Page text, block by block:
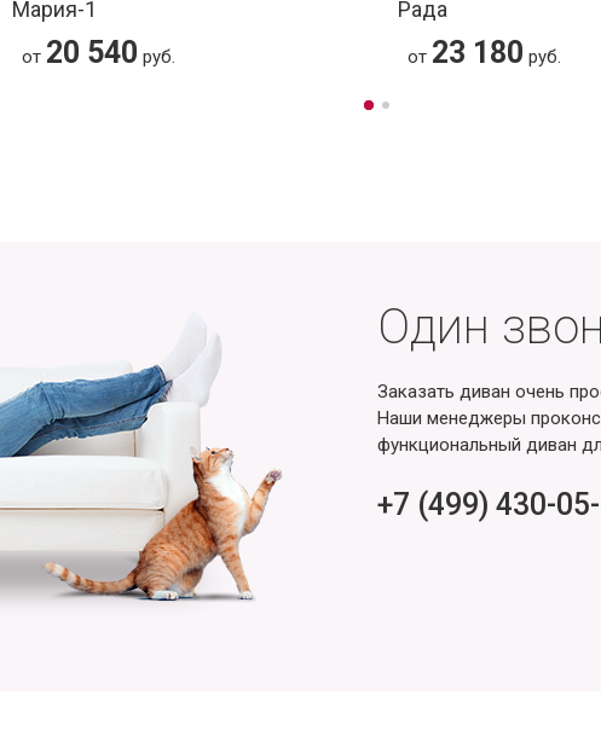
Мария-1
от 20 540 руб.
Рада
от 23 180 руб.
Один
Заказать диван очень
Наши менеджеры
функциональный диван
+7 (499) 430-